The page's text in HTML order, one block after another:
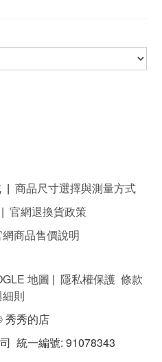
| 商品尺寸選擇與測量方式
| 官網退換貨政策
商品售價說明
地圖 | 隱私權保護 條款
則
秀秀的店
統一編號: 91078343